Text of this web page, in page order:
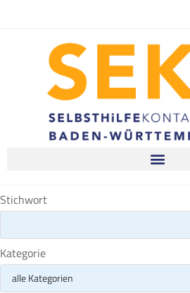
Stichwort
Kategorie